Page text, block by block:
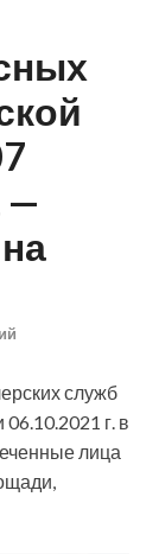
—
служб
г. в
лица